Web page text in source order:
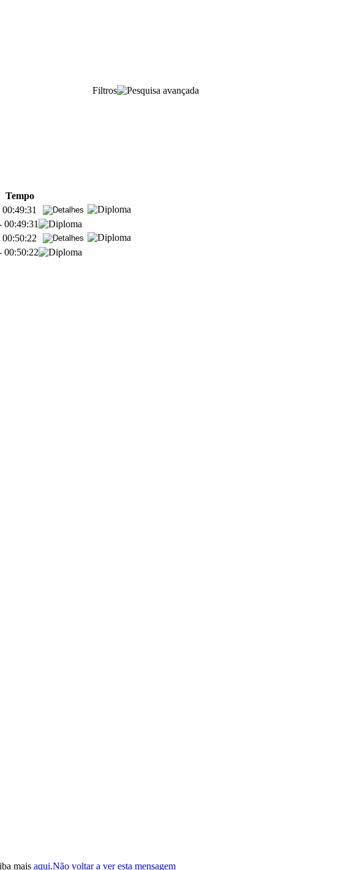
Filtros
Tempo
00:49:31
00:49:31
00:50:22
00:50:22
mais aqui.Não voltar a ver esta mensagem